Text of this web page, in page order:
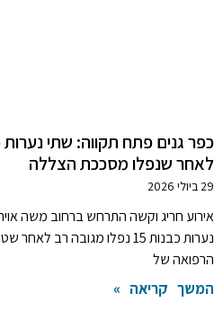
לאחר שנפלו מסככת הצללה
29 ביולי 2026
אירוע חריג וקשה התרחש ברחוב משה
נערות כבנות 15 נפלו מגובה
הרפואה של
המשך קריאה »